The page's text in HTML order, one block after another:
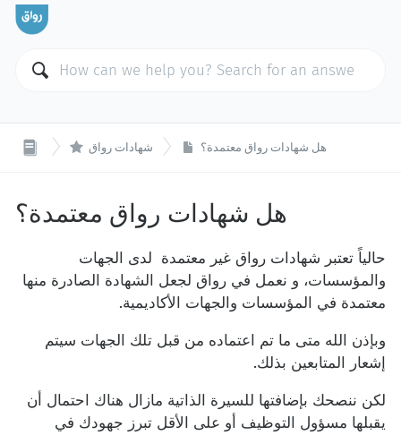
 شهادات رواق هل شهادات رواق معتمدة؟
هل شهادات رواق معتمدة؟
حالياً تعتبر شهادات رواق غير معتمدة لدى الجهات
والمؤسسات، و نعمل في رواق لجعل الشهادة الصادرة منها
معتمدة في المؤسسات والجهات الأكاديمية.
وبإذن الله متى ما تم اعتماده من قبل تلك الجهات سيتم
إشعار المتابعين بذلك.
لكن ننصحك بإضافتها للسيرة الذاتية مازال هناك احتمال أن
يقبلها مسؤول التوظيف أو على الأقل تبرز جهودك في